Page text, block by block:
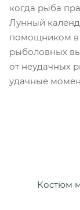
когда рыба
Лунный
помощником в
рыболовных
от неудачных
удачные
Костюм